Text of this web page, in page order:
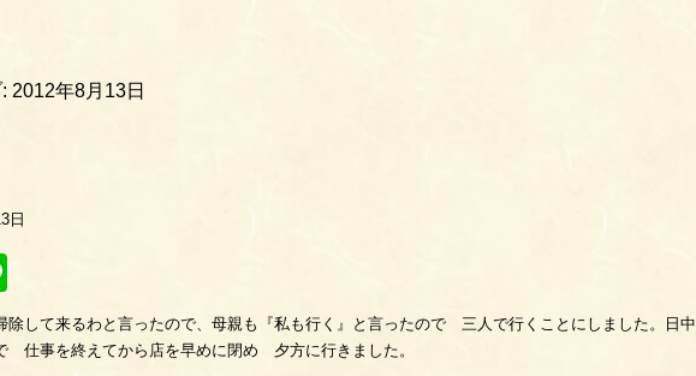
2012年8月13日
日
して来るわと言ったので、母親も『私も行く』と言ったので 三人で行くことにしました。日中
仕事を終えてから店を早めに閉め 夕方に行きました。